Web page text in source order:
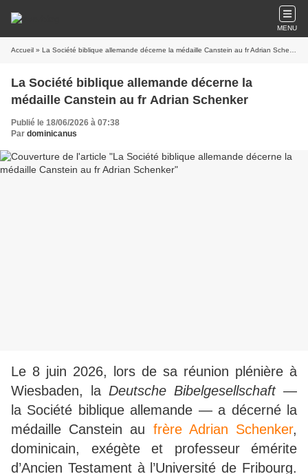
MENU
Accueil » La Société biblique allemande décerne la médaille Canstein au fr Adrian Schenker
La Société biblique allemande décerne la
médaille Canstein au fr Adrian Schenker
Publié le 18/06/2026 à 07:38
Par dominicanus
Le 8 juin 2026, lors de sa réunion plénière à
Wiesbaden, la Deutsche Bibelgesellschaft —
la Société biblique allemande — a décerné la
médaille Canstein au frère Adrian Schenker,
dominicain, exégète et professeur émérite
d’Ancien Testament à l’Université de Fribourg.